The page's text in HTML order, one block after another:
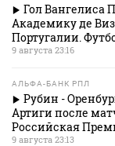
Гол Вангелиса
Академику де
Португалии.
9 августа 23:16
АЛЬФА-БАНК РПЛ
Рубин -
Артиги после
Российская
9 августа 23:13